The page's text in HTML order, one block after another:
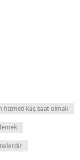
hizmeti kaç saat olmalı